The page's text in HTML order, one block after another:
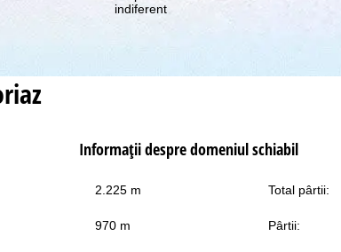
indiferent
Informaţii despre domeniul schiabil
2.225 m Total pârtii:
970 m Pârtii: